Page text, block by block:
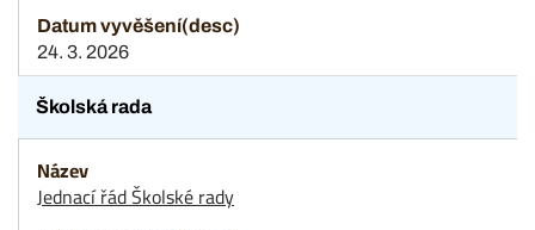
24. 3. 2026
Školská rada
Jednací řád Školské rady